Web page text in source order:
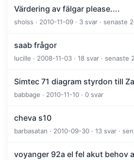
Värdering av fälgar please....
sholss · 2010-11-09 · 3 svar · senaste
saab frågor
lucille · 2008-11-03 · 18 svar · senaste
Simtec 71 diagram styrdon till
babbage · 2010-11-10 · 0 svar
cheva s10
barbasatan · 2010-09-30 · 13 svar ·
voyanger 92a el fel akut behov